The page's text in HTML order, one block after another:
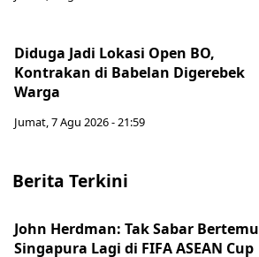
Diduga Jadi Lokasi Open BO,
Kontrakan di Babelan Digerebek
Warga
Jumat, 7 Agu 2026 - 21:59
Berita Terkini
John Herdman: Tak Sabar Bertemu
Singapura Lagi di FIFA ASEAN Cup